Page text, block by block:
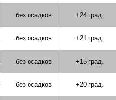
без осадков +24 град.
без осадков +21 град.
без осадков +15 град.
без осадков +20 град.